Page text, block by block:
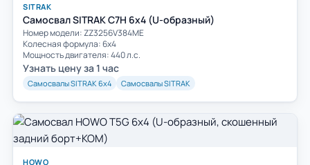
SITRAK
Самосвал SITRAK C7H 6x4 (U-образный)
Номер модели: ZZ3256V384ME
Колесная формула: 6х4
Мощность двигателя: 440 л.с.
Узнать цену за 1 час
Самосвалы SITRAK 6х4 Самосвалы SITRAK
HOWO